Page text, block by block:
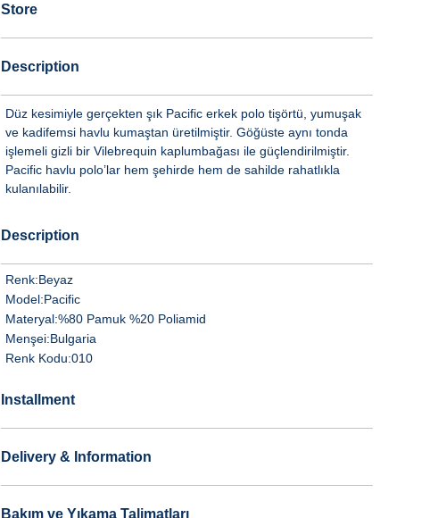
Store
Description
Düz kesimiyle gerçekten şık Pacific erkek polo tişörtü, yumuşak
ve kadifemsi havlu kumaştan üretilmiştir. Göğüste aynı tonda
işlemeli gizli bir Vilebrequin kaplumbağası ile güçlendirilmiştir.
Pacific havlu polo’lar hem şehirde hem de sahilde rahatlıkla
kulanılabilir.
Description
Renk:Beyaz
Model:Pacific
Materyal:%80 Pamuk %20 Poliamid
Menşei:Bulgaria
Renk Kodu:010
Installment
Delivery & Information
Bakım ve Yıkama Talimatları